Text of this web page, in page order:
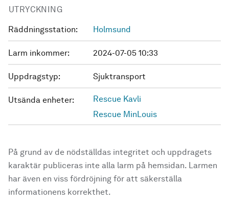
UTRYCKNING
Räddningsstation: Holmsund
Larm inkommer: 2024-07-05 10:33
Uppdragstyp: Sjuktransport
Utsända enheter:
Rescue Kavli
Rescue MinLouis
På grund av de nödställdas integritet och uppdragets
karaktär publiceras inte alla larm på hemsidan. Larmen
har även en viss fördröjning för att säkerställa
informationens korrekthet.